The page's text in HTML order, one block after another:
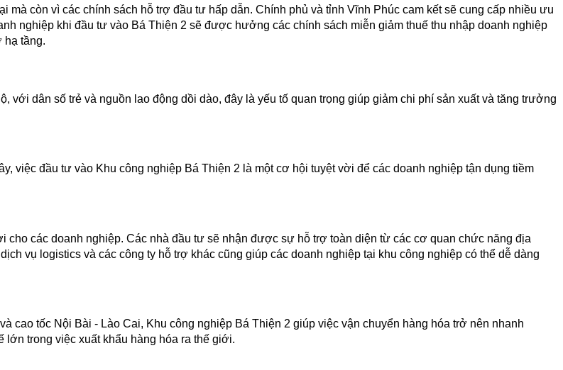
còn vì các chính sách hỗ trợ đầu tư hấp dẫn. Chính phủ và tỉnh Vĩnh Phúc cam kết sẽ cung cấp nhiều ưu
nghiệp khi đầu tư vào Bá Thiện 2 sẽ được hưởng các chính sách miễn giảm thuế thu nhập doanh nghiệp
hạ tầng.
với dân số trẻ và nguồn lao động dồi dào, đây là yếu tố quan trọng giúp giảm chi phí sản xuất và tăng trưởng
việc đầu tư vào Khu công nghiệp Bá Thiện 2 là một cơ hội tuyệt vời để các doanh nghiệp tận dụng tiềm
các doanh nghiệp. Các nhà đầu tư sẽ nhận được sự hỗ trợ toàn diện từ các cơ quan chức năng địa
vụ logistics và các công ty hỗ trợ khác cũng giúp các doanh nghiệp tại khu công nghiệp có thể dễ dàng
tốc Nội Bài - Lào Cai, Khu công nghiệp Bá Thiện 2 giúp việc vận chuyển hàng hóa trở nên nhanh
lớn trong việc xuất khẩu hàng hóa ra thế giới.